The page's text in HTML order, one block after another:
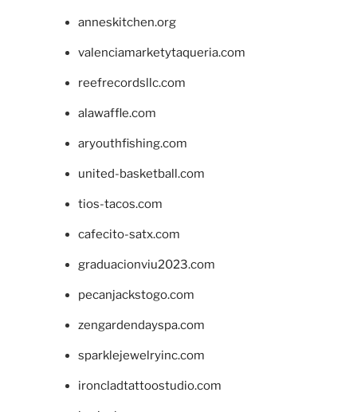
anneskitchen.org
valenciamarketytaqueria.com
reefrecordsllc.com
alawaffle.com
aryouthfishing.com
united-basketball.com
tios-tacos.com
cafecito-satx.com
graduacionviu2023.com
pecanjackstogo.com
zengardendayspa.com
sparklejewelryinc.com
ironcladtattoostudio.com